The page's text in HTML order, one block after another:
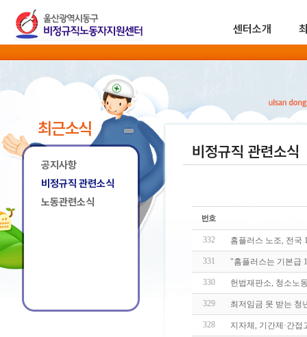
센터소개
최근소식
공지사항
비정규직 관련소식
노동관련소식
비정규직 관련소식
332 홈플러스 노조, 전국
331 "홈플러스는 기본급
330 헌법재판소, 청소노
329 최저임금 못 받는 청
328 지자체, 기간제·간